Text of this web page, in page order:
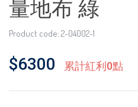
量地布 綠
Product code: 2-04002-1
$6300 累計紅利0點